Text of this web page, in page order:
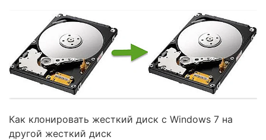
Как клонировать жесткий диск с Windows 7 на
другой жесткий диск